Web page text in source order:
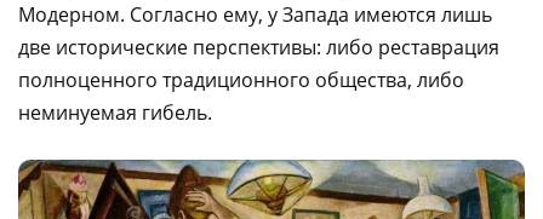
Модерном. Согласно ему, у Запада имеются лишь
две исторические перспективы: либо реставрация
полноценного традиционного общества, либо
неминуемая гибель.